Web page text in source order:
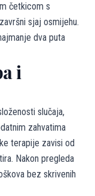
četkicom s
sjaj osmijehu.
dva puta
i
slučaja,
zahvatima
terapije zavisi od
Nakon pregleda
bez skrivenih